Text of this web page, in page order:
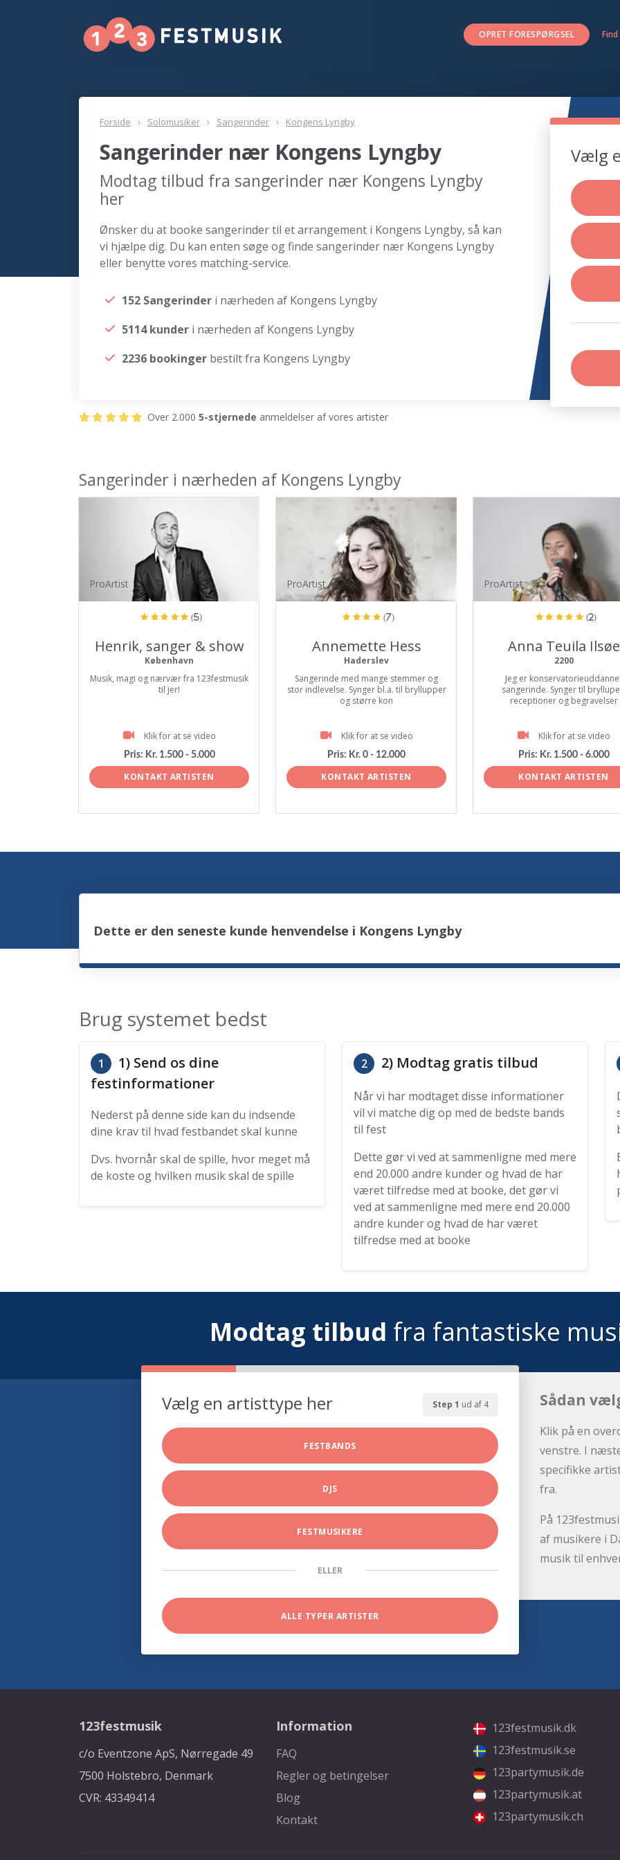
OPRET FORESPØRGSEL
Forside Solomusiker Sangerinder Kongens Lyngby
Sangerinder nær Kongens Lyngby
Modtag tilbud fra sangerinder nær Kongens Lyngby
her
Ønsker du at booke sangerinder til et arrangement i Kongens Lyngby, så kan
vi hjælpe dig. Du kan enten søge og finde sangerinder nær Kongens Lyngby
eller benytte vores matching-service.
152 Sangerinder i nærheden af Kongens Lyngby
5114 kunder i nærheden af Kongens Lyngby
2236 bookinger bestilt fra Kongens Lyngby
Vælg
Over 2.000 5-stjernede anmeldelser af vores artister
Sangerinder i nærheden af Kongens Lyngby
ProArtist
(5)
Henrik, sanger & show
København
Musik, magi og nærvær fra 123festmusik
til jer!
Klik for at se video
Pris: Kr. 1.500 - 5.000
KONTAKT ARTISTEN
ProArtist
(7)
Annemette Hess
Haderslev
Sangerinde med mange stemmer og
stor indlevelse. Synger bl.a. til bryllupper
og større kon
Klik for at se video
Pris: Kr. 0 - 12.000
KONTAKT ARTISTEN
ProArtist
(2)
Anna Teuila Ilsøe
2200
Jeg er
sangerinde. Synger til
receptioner og begravelser
Klik for at se video
Pris: Kr. 1.500 - 6.000
KONTAKT ARTISTEN
Dette er den seneste kunde henvendelse i Kongens Lyngby
Brug systemet bedst
1
1) Send os dine
festinformationer
Nederst på denne side kan du indsende
dine krav til hvad festbandet skal kunne
Dvs. hvornår skal de spille, hvor meget må
de koste og hvilken musik skal de spille
2 2) Modtag gratis tilbud
Når vi har modtaget disse informationer
vil vi matche dig op med de bedste bands
til fest
Dette gør vi ved at sammenligne med mere
end 20.000 andre kunder og hvad de har
været tilfredse med at booke, det gør vi
ved at sammenligne med mere end 20.000
andre kunder og hvad de har været
tilfredse med at booke
Modtag tilbud fra fantastiske
Step 1 ud af 4
Vælg en artisttype her
FESTBANDS
DJS
FESTMUSIKERE
ELLER
ALLE TYPER ARTISTER
Sådan
Klik på en
venstre. I
specifikke
fra.
På
af musikere i
musik til
123festmusik
c/o Eventzone ApS, Nørregade 49
7500 Holstebro, Denmark
CVR: 43349414
Information
FAQ
Regler og betingelser
Blog
Kontakt
123festmusik.dk
123festmusik.se
123partymusik.de
123partymusik.at
123partymusik.ch